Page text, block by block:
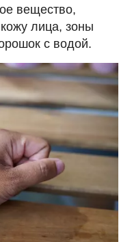
вещество,
лица, зоны
с водой.